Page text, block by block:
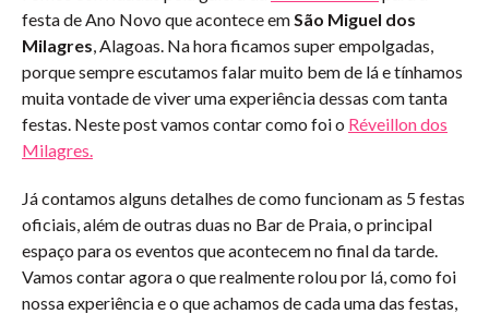
festa de Ano Novo que acontece emSão Miguel dos
Milagres, Alagoas. Na hora ficamos super empolgadas,
porque sempre escutamos falar muito bem de lá e tínhamos
muita vontade de viver uma experiência dessas com tanta
festas. Neste post vamos contar como foi o Réveillon dos
Milagres.
Já contamos alguns detalhes de como funcionam as 5 festas
oficiais, além de outras duas no Bar de Praia, o principal
espaço para os eventos que acontecem no final da tarde.
Vamos contar agora o que realmente rolou por lá, como foi
nossa experiência e o que achamos de cada uma das festas,